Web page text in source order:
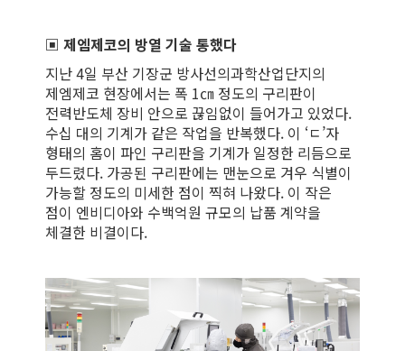
▣ 제엠제코의 방열 기술 통했다
지난 4일 부산 기장군 방사선의과학산업단지의
제엠제코 현장에서는 폭 1㎝ 정도의 구리판이
전력반도체 장비 안으로 끊임없이 들어가고 있었다.
수십 대의 기계가 같은 작업을 반복했다. 이 ‘ㄷ’자
형태의 홈이 파인 구리판을 기계가 일정한 리듬으로
두드렸다. 가공된 구리판에는 맨눈으로 겨우 식별이
가능할 정도의 미세한 점이 찍혀 나왔다. 이 작은
점이 엔비디아와 수백억원 규모의 납품 계약을
체결한 비결이다.